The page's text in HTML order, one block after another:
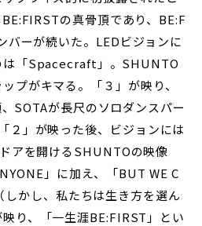
の真骨頂であり、BE:F
バーが続いた。LEDビジョンに
は「Spacecraft」。SHUNTO
プがキマる。「３」が映り、
SOTAが長尺のソロダンスパー
２」が映った後、ビジョンには
アを開けるSHUNTOの映像
」に加え、「BUT WE C
しかし、私たちは生き方を選ん
り、「一生涯BE:FIRST」とい